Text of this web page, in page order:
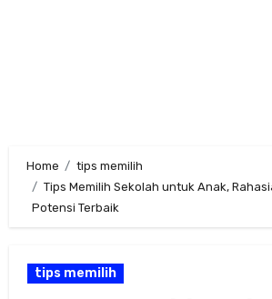
Home
tips memilih
Tips Memilih Sekolah untuk Anak,
Potensi Terbaik
tips memilih